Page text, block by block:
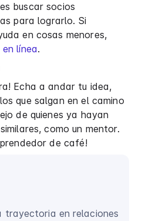
buscar socios
para lograrlo. Si
en cosas menores,
línea.
Echa a andar tu idea,
que salgan en el camino
de quienes ya hayan
como un mentor.
de café!
trayectoria en relaciones